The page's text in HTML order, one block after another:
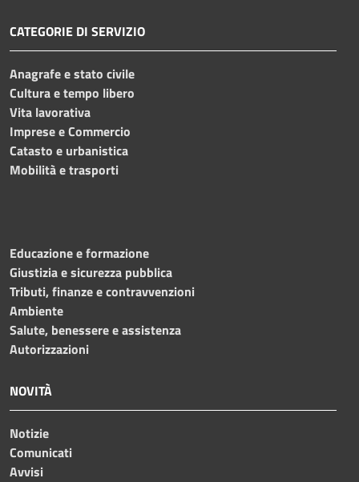
CATEGORIE DI SERVIZIO
Anagrafe e stato civile
Cultura e tempo libero
Vita lavorativa
Imprese e Commercio
Catasto e urbanistica
Mobilità e trasporti
Educazione e formazione
Giustizia e sicurezza pubblica
Tributi, finanze e contravvenzioni
Ambiente
Salute, benessere e assistenza
Autorizzazioni
NOVITÀ
Notizie
Comunicati
Avvisi